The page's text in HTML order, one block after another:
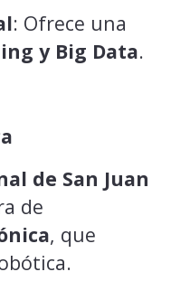
: Ofrece una
y Big Data.
de San Juan
de
, que